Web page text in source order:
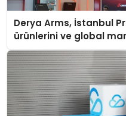
Derya Arms, İstanbul
ürünlerini ve global